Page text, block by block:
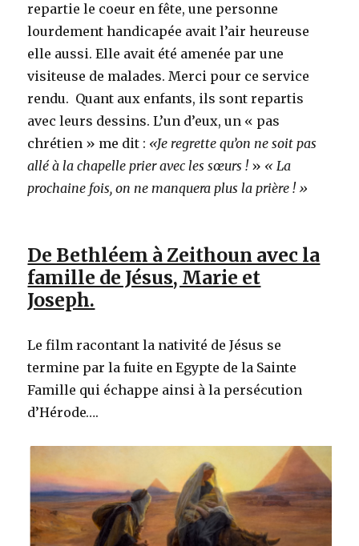
repartie le coeur en fête, une personne
lourdement handicapée avait l’air heureuse
elle aussi. Elle avait été amenée par une
visiteuse de malades. Merci pour ce service
rendu. Quant aux enfants, ils sont repartis
avec leurs dessins. L’un d’eux, un « pas
chrétien » me dit : «Je regrette qu’on ne soit pas
allé à la chapelle prier avec les sœurs ! » « La
prochaine fois, on ne manquera plus la prière ! »
De Bethléem à Zeithoun avec la
famille de Jésus, Marie et
Joseph.
Le film racontant la nativité de Jésus se
termine par la fuite en Egypte de la Sainte
Famille qui échappe ainsi à la persécution
d’Hérode….